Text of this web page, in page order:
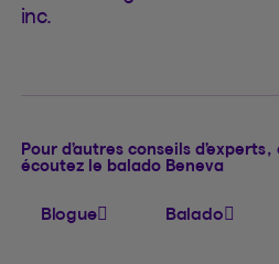
inc.
Pour d’autres conseils
écoutez le balado Beneva
Blogue Balado